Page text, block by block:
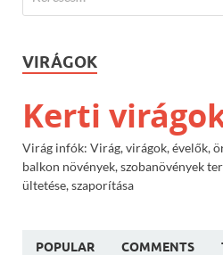
VIRÁGOK
Kerti
Virág infók: Virág, virágok, évelők,
balkon növények, szobanövények
ültetése, szaporítása
POPULAR COMMENTS